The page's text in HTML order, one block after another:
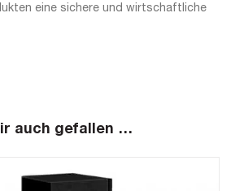
eine sichere und wirtschaftliche
auch gefallen …